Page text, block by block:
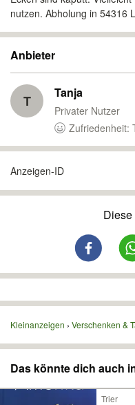
nutzen. Abholung in 54316
Anbieter
T Tanja
Privater Nutzer
Zufriedenheit:
Anzeigen-ID
Kleinanzeigen Verschenken &
Das könnte dich auch
Trier